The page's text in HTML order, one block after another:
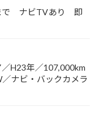
で ナビTVあり 即
H23年／107,000km
ナビ・バックカメラ